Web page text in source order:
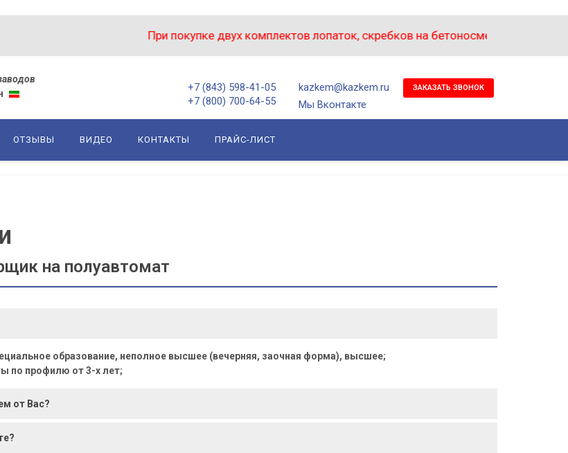
При покупке двух комплектов лопаток, скребков на бетоносмеситель БП-1500
+7 (843) 598-41-05
+7 (800) 700-64-55
kazkem@kazkem.ru
Мы Вконтакте
ЗАКАЗАТЬ ЗВОНОК
ОТЗЫВЫ ВИДЕО КОНТАКТЫ ПРАЙС-ЛИСТ
на полуавтомат
образование, неполное высшее (вечерняя, заочная форма), высшее;
по профилю от 3-х лет;
от Вас?